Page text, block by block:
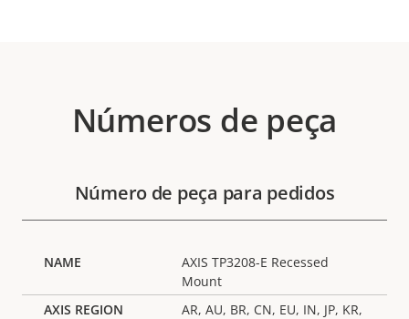
Números de peça
Número de peça para pedidos
AXIS TP3208-E Recessed
Mount
AR, AU, BR, CN, EU, IN, JP, KR,